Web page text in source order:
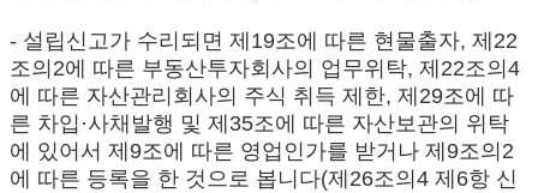
- 설립신고가 수리되면 제19조에 따른 현물출자, 제22
조의2에 따른 부동산투자회사의 업무위탁, 제22조의4
에 따른 자산관리회사의 주식 취득 제한, 제29조에 따
른 차입·사채발행 및 제35조에 따른 자산보관의 위탁
에 있어서 제9조에 따른 영업인가를 받거나 제9조의2
에 따른 등록을 한 것으로 봅니다(제26조의4 제6항 신